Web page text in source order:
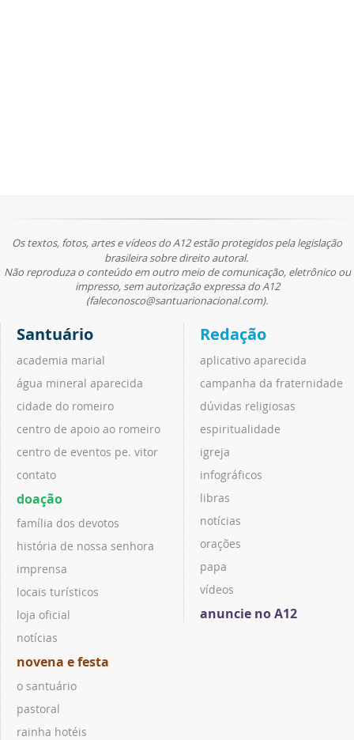
Os textos, fotos, artes e vídeos do A12 estão protegidos pela legislação
brasileira sobre direito autoral.
Não reproduza o conteúdo em outro meio de comunicação, eletrônico ou
impresso, sem autorização expressa do A12
(faleconosco@santuarionacional.com).
Santuário
academia marial
água mineral aparecida
cidade do romeiro
centro de apoio ao romeiro
centro de eventos pe. vitor
contato
doação
família dos devotos
história de nossa senhora
imprensa
locais turísticos
loja oficial
notícias
novena e festa
o santuário
pastoral
rainha hotéis
Redação
aplicativo aparecida
campanha da fraternidade
dúvidas religiosas
espiritualidade
igreja
infográficos
libras
notícias
orações
papa
vídeos
anuncie no A12